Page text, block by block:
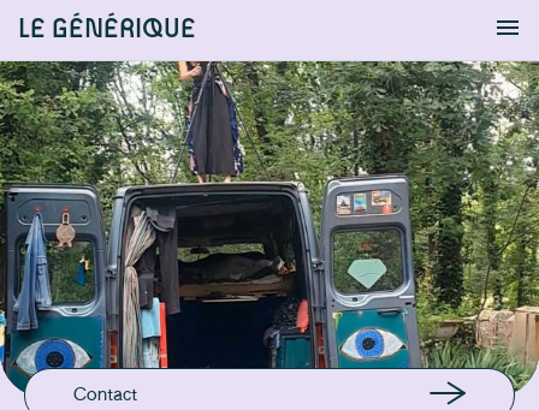
LE GÉNÉRIQUE
Info S'identifier Chercher
EN LIGNE
Site Pro
EMAIL
morgane.wz@gmail.com
Contact